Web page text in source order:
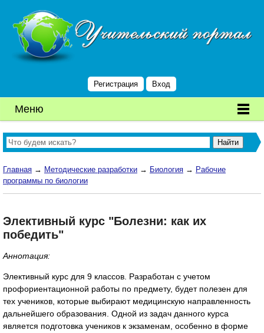
Регистрация Вход
Меню
Главная → Методические разработки → Биология → Рабочие
программы по биологии
Элективный курс "Болезни: как их
победить"
Аннотация:
Элективный курс для 9 классов. Разработан с учетом
профориентационной работы по предмету, будет полезен для
тех учеников, которые выбирают медицинскую направленность
дальнейшего образования. Одной из задач данного курса
является подготовка учеников к экзаменам, особенно в форме